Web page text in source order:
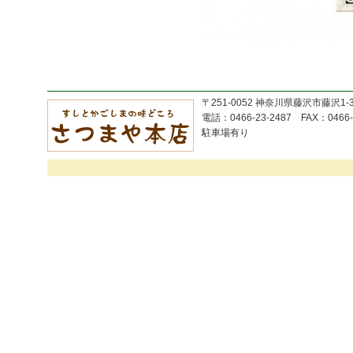
〒251-0052 神奈川県藤沢市藤沢
電話：0466-23-2487 FAX：
駐車場有り